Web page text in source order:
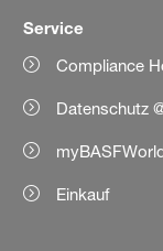
Service
Compliance
Datenschutz
Einkauf